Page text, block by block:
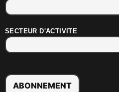
SECTEUR D'ACTIVITE